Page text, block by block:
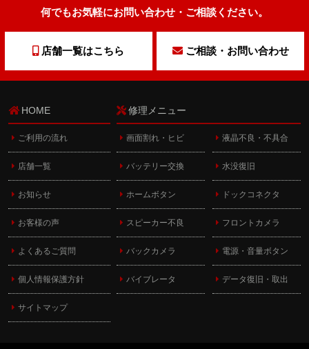
何でもお気軽にお問い合わせ・ご相談ください。
店舗一覧はこちら ご相談・お問い合わせ
HOME
ご利用の流れ
店舗一覧
お知らせ
お客様の声
よくあるご質問
個人情報保護方針
サイトマップ
修理メニュー
画面割れ・ヒビ 液晶不良・不具合
バッテリー交換 水没復旧
ホームボタン ドックコネクタ
スピーカー不良 フロントカメラ
バックカメラ 電源・音量ボタン
バイブレータ データ復旧・取出